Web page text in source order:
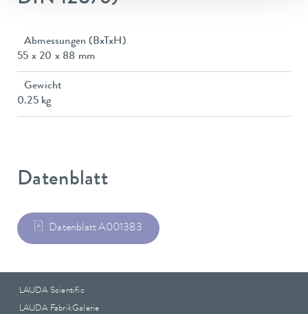
Abmessungen (BxTxH)
55 x 20 x 88 mm
Gewicht
0.25 kg
Datenblatt
Datenblatt A001383
LAUDA Scientific
LAUDA FabrikGalerie